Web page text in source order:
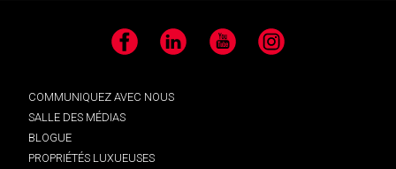
Facebook LinkedIn YouTube Instagram
COMMUNIQUEZ AVEC NOUS
SALLE DES MÉDIAS
BLOGUE
PROPRIÉTÉS LUXUEUSES